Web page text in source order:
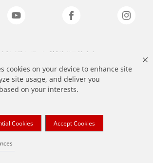
cookies on your device to enhance site
site usage, and deliver you
on your interests.
Cookies Accept Cookies
열거된 브랜드는 3M의 상표입니다.